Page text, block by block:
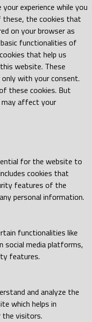
experience while you
the cookies that
on your browser as
functionalities of
that help us
website. These
with your consent.
these cookies. But
affect your
for the website to
cookies that
features of the
personal information.
functionalities like
media platforms,
features.
and analyze the
which helps in
the visitors.